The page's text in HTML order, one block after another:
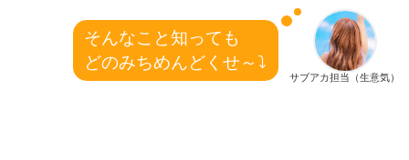
サブアカ担当（生意気）
そんなこと知っても
どのみちめんどくせ～⤵